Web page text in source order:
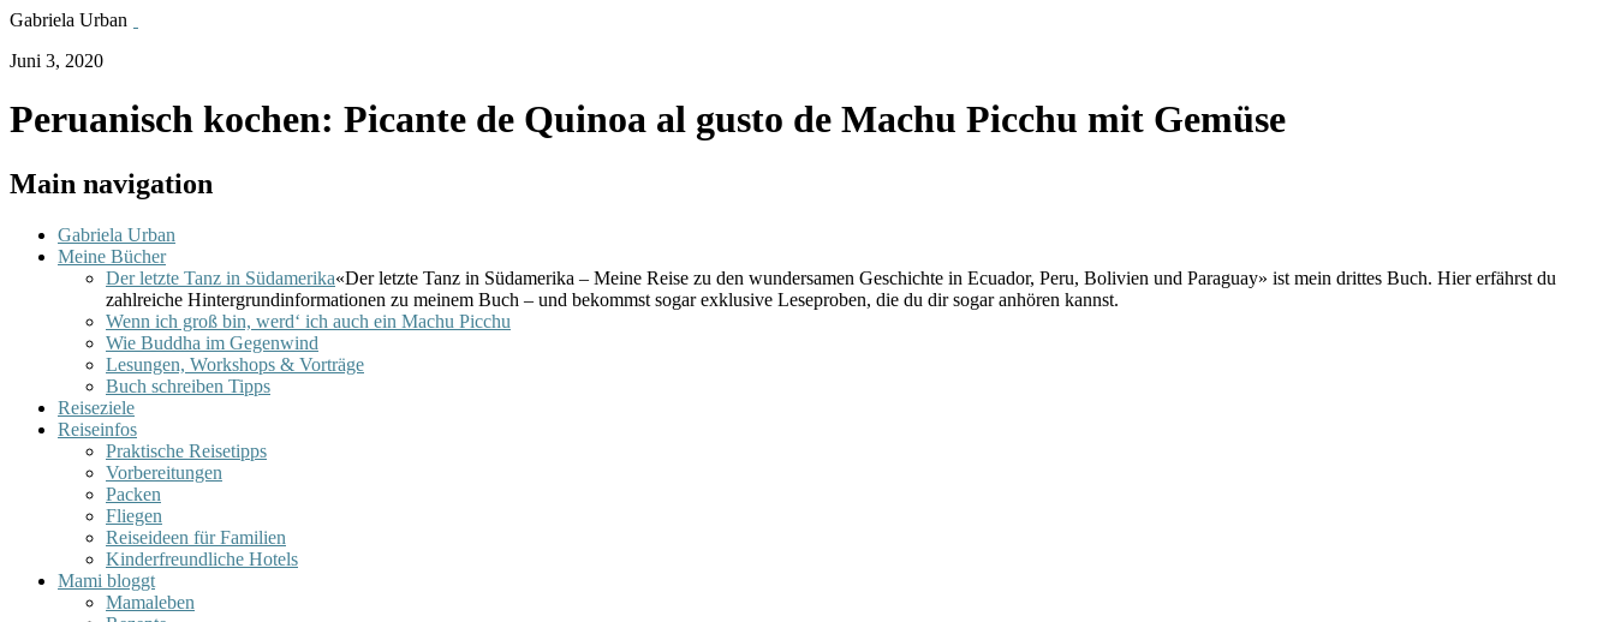
Gabriela Urban
Juni 3, 2020
Peruanisch kochen: Picante de Quinoa al gusto de Machu Picchu mit Gemüse
Main navigation
Gabriela Urban
Meine Bücher
Der letzte Tanz in Südamerika«Der letzte Tanz in Südamerika – Meine Reise zu den wundersamen Geschichte in Ecuador, Peru, Bolivien und Paraguay» ist mein drittes Buch. Hier erfährst du
zahlreiche Hintergrundinformationen zu meinem Buch – und bekommst sogar exklusive Leseproben, die du dir sogar anhören kannst.
Wenn ich groß bin, werd‘ ich auch ein Machu Picchu
Wie Buddha im Gegenwind
Lesungen, Workshops & Vorträge
Buch schreiben Tipps
Reiseziele
Reiseinfos
Praktische Reisetipps
Vorbereitungen
Packen
Fliegen
Reiseideen für Familien
Kinderfreundliche Hotels
Mami bloggt
Mamaleben